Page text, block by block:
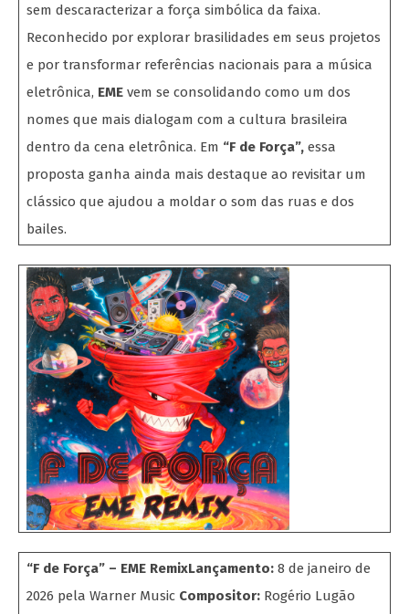
sem descaracterizar a força simbólica da faixa.
Reconhecido por explorar brasilidades em seus projetos
e por transformar referências nacionais para a música
eletrônica, EME vem se consolidando como um dos
nomes que mais dialogam com a cultura brasileira
dentro da cena eletrônica. Em “F de Força”, essa
proposta ganha ainda mais destaque ao revisitar um
clássico que ajudou a moldar o som das ruas e dos
bailes.
“F de Força” – EME RemixLançamento: 8 de janeiro de
2026 pela Warner Music Compositor: Rogério Lugão